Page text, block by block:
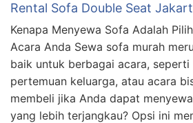
Rental Sofa Double Seat
Kenapa Menyewa Sofa Adalah
Acara Anda Sewa sofa murah
baik untuk berbagai acara, seperti
pertemuan keluarga, atau acara
membeli jika Anda dapat
yang lebih terjangkau? Opsi ini